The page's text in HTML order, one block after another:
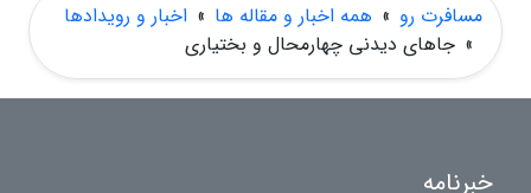
مسافرت رو » همه اخبار و مقاله ها » اخبار و رویدادها
» جاهای دیدنی چهارمحال و بختیاری
خبرنامه